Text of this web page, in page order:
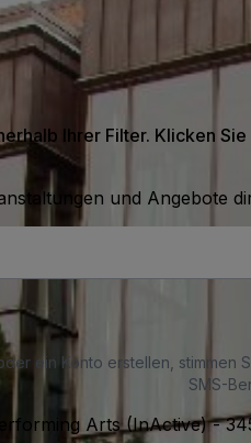
Ihrer Filter. Klicken
und Angebote
ein Konto erstellen, stimmen
SMS-
Arts (InActive)-